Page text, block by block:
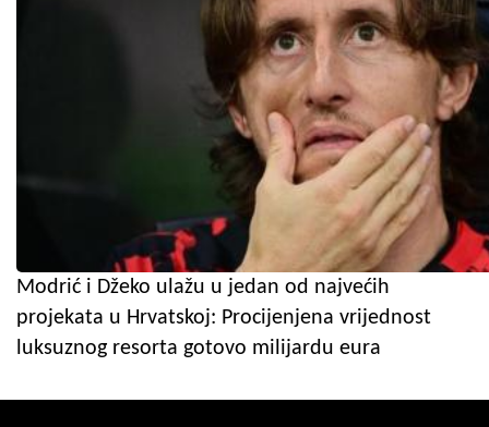
Modrić i Džeko ulažu u jedan od najvećih
projekata u Hrvatskoj: Procijenjena vrijednost
luksuznog resorta gotovo milijardu eura